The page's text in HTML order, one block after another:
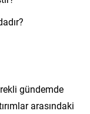
gündemde
arasındaki